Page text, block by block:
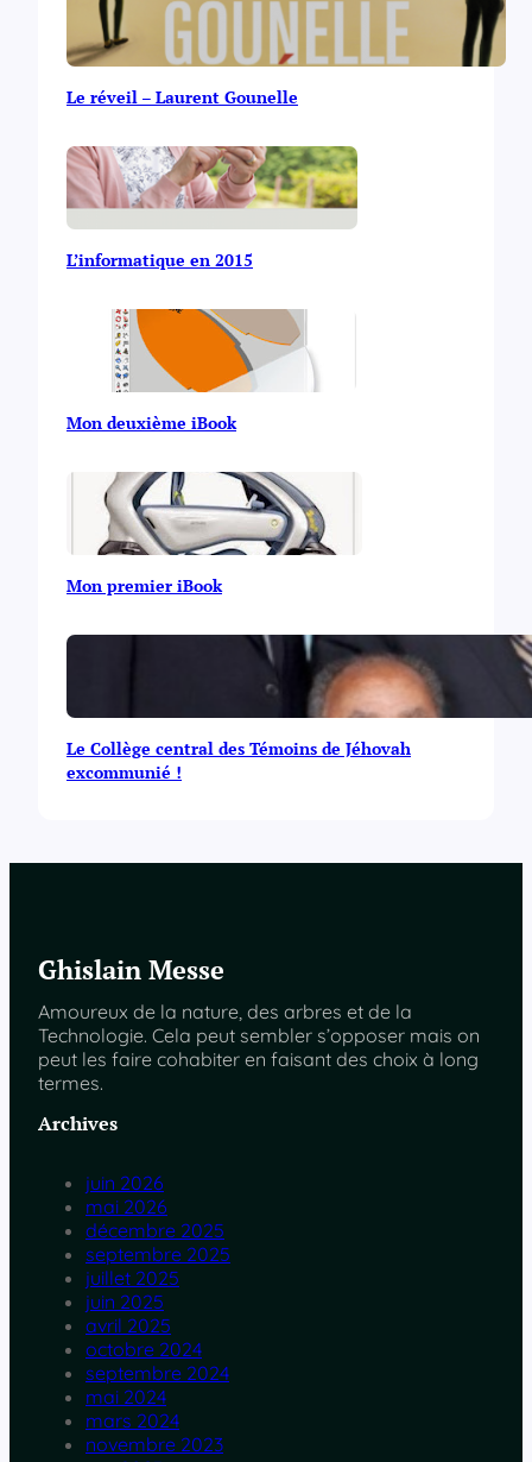
Le réveil – Laurent Gounelle
L’informatique en 2015
Mon deuxième iBook
Mon premier iBook
Le Collège central des Témoins de Jéhovah
excommunié !
Ghislain Messe
Amoureux de la nature, des arbres et de la
Technologie. Cela peut sembler s’opposer mais on
peut les faire cohabiter en faisant des choix à long
termes.
Archives
juin 2026
mai 2026
décembre 2025
septembre 2025
juillet 2025
juin 2025
avril 2025
octobre 2024
septembre 2024
mai 2024
mars 2024
novembre 2023